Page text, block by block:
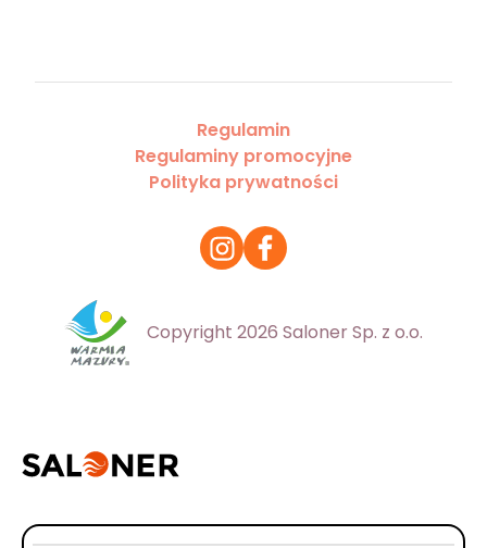
Regulamin
Regulaminy promocyjne
Polityka prywatności
Copyright 2026 Saloner Sp. z o.o.